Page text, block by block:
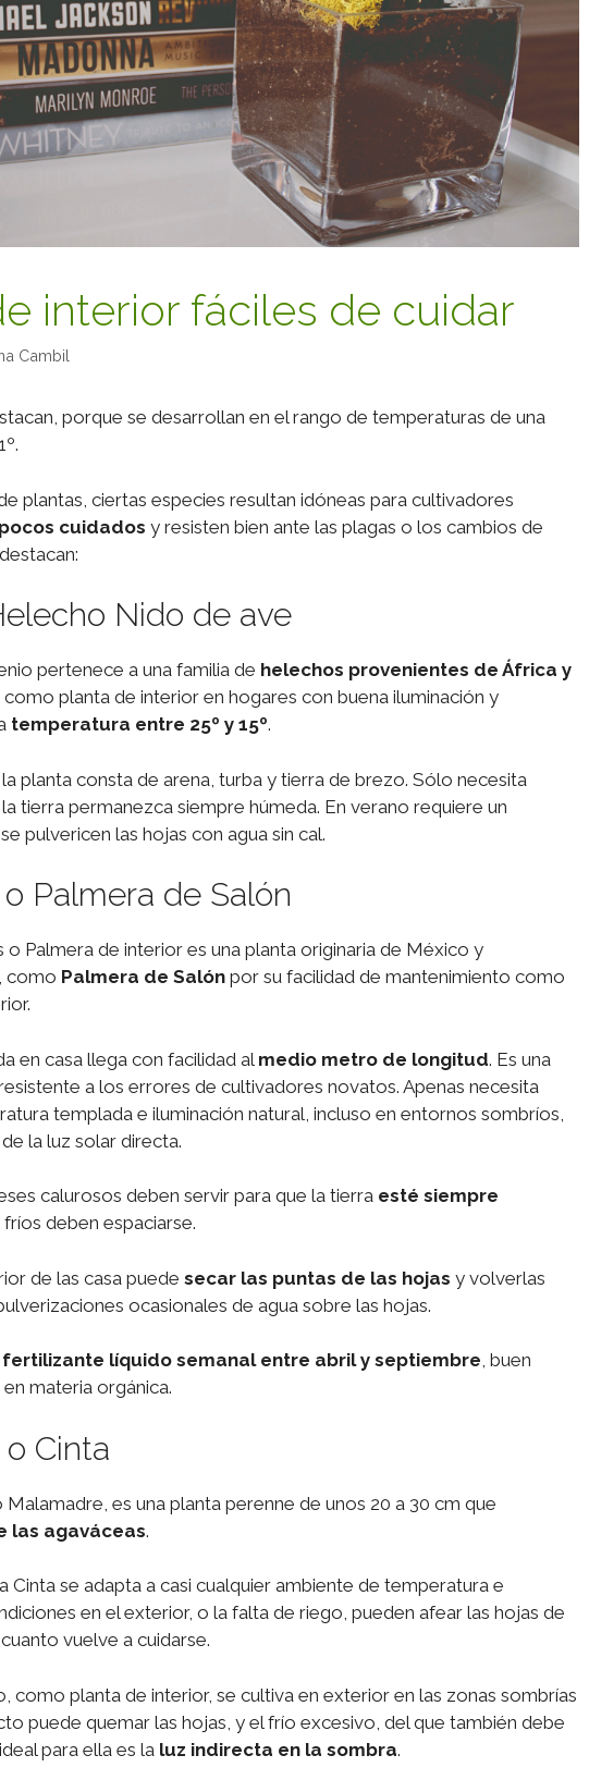
interior fáciles de cuidar
Cambil
porque se desarrollan en el rango de temperaturas de una
plantas, ciertas especies resultan idóneas para cultivadores
cuidados y resisten bien ante las plagas o los cambios de
Nido de ave
pertenece a una familia de helechos provenientes de África y
como planta de interior en hogares con buena iluminación y
temperatura entre 25º y 15º.
planta consta de arena, turba y tierra de brezo. Sólo necesita
tierra permanezca siempre húmeda. En verano requiere un
pulvericen las hojas con agua sin cal.
Palmera de Salón
o Palmera de interior es una planta originaria de México y
como Palmera de Salón por su facilidad de mantenimiento como
en casa llega con facilidad al medio metro de longitud. Es una
a los errores de cultivadores novatos. Apenas necesita
templada e iluminación natural, incluso en entornos sombríos,
la luz solar directa.
calurosos deben servir para que la tierra esté siempre
deben espaciarse.
de las casa puede secar las puntas de las hojas y volverlas
ocasionales de agua sobre las hojas.
fertilizante líquido semanal entre abril y septiembre, buen
materia orgánica.
Cinta
Malamadre, es una planta perenne de unos 20 a 30 cm que
las agaváceas.
Cinta se adapta a casi cualquier ambiente de temperatura e
en el exterior, o la falta de riego, pueden afear las hojas de
vuelve a cuidarse.
como planta de interior, se cultiva en exterior en las zonas sombrías
puede quemar las hojas, y el frío excesivo, del que también debe
para ella es la luz indirecta en la sombra.